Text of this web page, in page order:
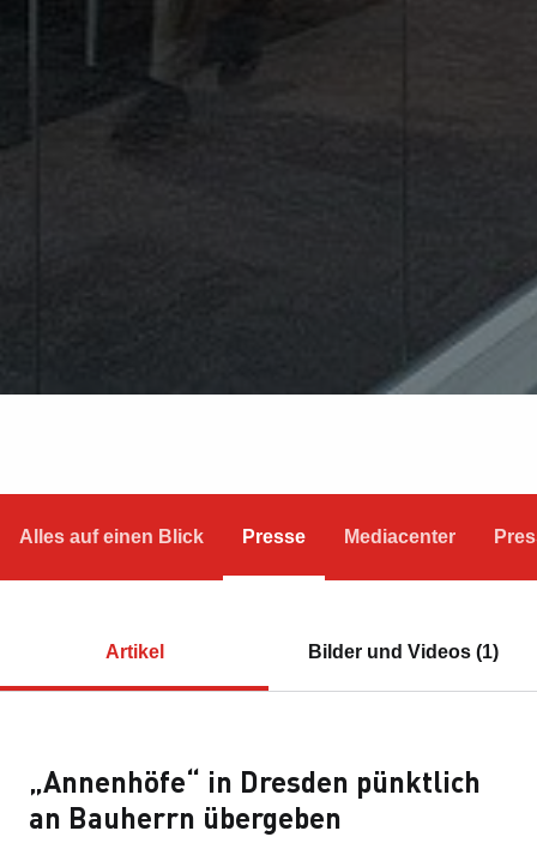
Alles auf einen Blick Presse Mediacenter
Artikel Bilder und Videos (1)
„Annenhöfe“ in Dresden pünktlich
an Bauherrn übergeben